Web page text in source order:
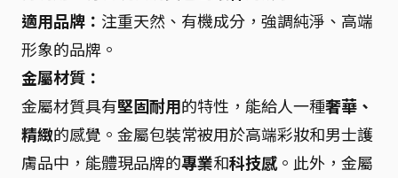
適用品牌： 注重天然、有機成分，強調純淨、高端
形象的品牌。
金屬材質：
金屬材質具有堅固耐用的特性，能給人一種奢華、
精緻的感覺。金屬包裝常被用於高端彩妝和男士護
膚品中，能體現品牌的專業和科技感。此外，金屬